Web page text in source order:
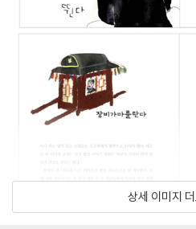
상세 이미지 더